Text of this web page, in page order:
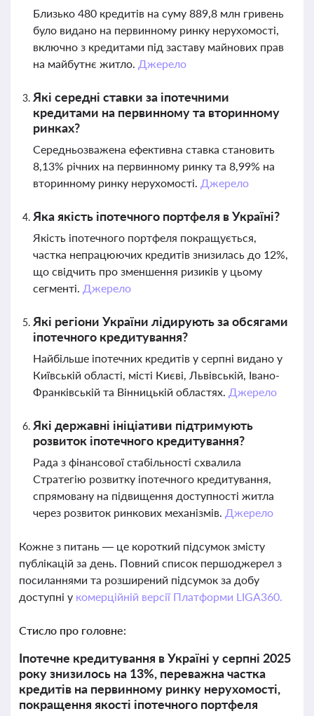
Близько 480 кредитів на суму 889,8 млн гривень
було видано на первинному ринку нерухомості,
включно з кредитами під заставу майнових прав
на майбутнє житло. Джерело
Які середні ставки за іпотечними
кредитами на первинному та вторинному
ринках?
Середньозважена ефективна ставка становить
8,13% річних на первинному ринку та 8,99% на
вторинному ринку нерухомості. Джерело
Яка якість іпотечного портфеля в Україні?
Якість іпотечного портфеля покращується,
частка непрацюючих кредитів знизилась до 12%,
що свідчить про зменшення ризиків у цьому
сегменті. Джерело
Які регіони України лідирують за обсягами
іпотечного кредитування?
Найбільше іпотечних кредитів у серпні видано у
Київській області, місті Києві, Львівській, Івано-
Франківській та Вінницькій областях. Джерело
Які державні ініціативи підтримують
розвиток іпотечного кредитування?
Рада з фінансової стабільності схвалила
Стратегію розвитку іпотечного кредитування,
спрямовану на підвищення доступності житла
через розвиток ринкових механізмів. Джерело
Кожне з питань — це короткий підсумок змісту
публікацій за день. Повний список першоджерел з
посиланнями та розширений підсумок за добу
доступні у комерційній версії Платформи LIGA360.
Стисло про головне:
Іпотечне кредитування в Україні у серпні 2025
року знизилось на 13%, переважна частка
кредитів на первинному ринку нерухомості,
покращення якості іпотечного портфеля